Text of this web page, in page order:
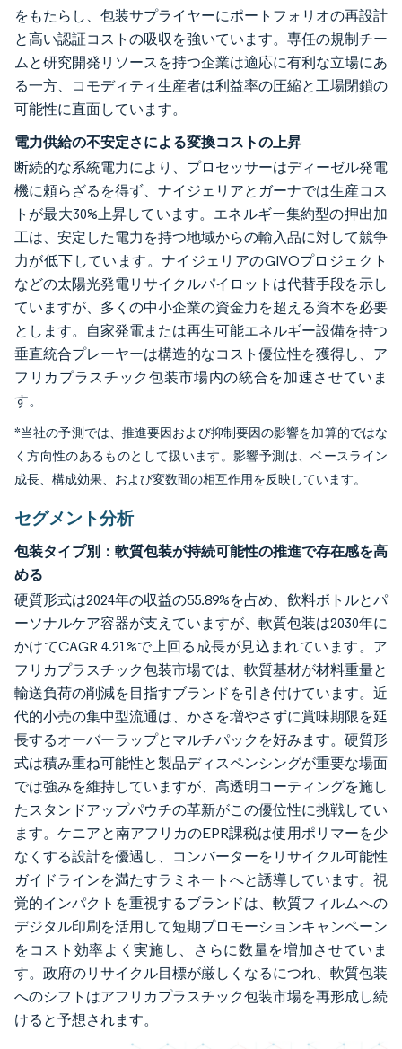
をもたらし、包装サプライヤーにポートフォリオの再設計
と高い認証コストの吸収を強いています。専任の規制チー
ムと研究開発リソースを持つ企業は適応に有利な立場にあ
る一方、コモディティ生産者は利益率の圧縮と工場閉鎖の
可能性に直面しています。
電力供給の不安定さによる変換コストの上昇
断続的な系統電力により、プロセッサーはディーゼル発電
機に頼らざるを得ず、ナイジェリアとガーナでは生産コス
トが最大30%上昇しています。エネルギー集約型の押出加
工は、安定した電力を持つ地域からの輸入品に対して競争
力が低下しています。ナイジェリアのGIVOプロジェクト
などの太陽光発電リサイクルパイロットは代替手段を示し
ていますが、多くの中小企業の資金力を超える資本を必要
とします。自家発電または再生可能エネルギー設備を持つ
垂直統合プレーヤーは構造的なコスト優位性を獲得し、ア
フリカプラスチック包装市場内の統合を加速させていま
す。
*当社の予測では、推進要因および抑制要因の影響を加算的ではな
く方向性のあるものとして扱います。影響予測は、ベースライン
成長、構成効果、および変数間の相互作用を反映しています。
セグメント分析
包装タイプ別：軟質包装が持続可能性の推進で存在感を高
める
硬質形式は2024年の収益の55.89%を占め、飲料ボトルとパ
ーソナルケア容器が支えていますが、軟質包装は2030年に
かけてCAGR 4.21%で上回る成長が見込まれています。ア
フリカプラスチック包装市場では、軟質基材が材料重量と
輸送負荷の削減を目指すブランドを引き付けています。近
代的小売の集中型流通は、かさを増やさずに賞味期限を延
長するオーバーラップとマルチパックを好みます。硬質形
式は積み重ね可能性と製品ディスペンシングが重要な場面
では強みを維持していますが、高透明コーティングを施し
たスタンドアップパウチの革新がこの優位性に挑戦してい
ます。ケニアと南アフリカのEPR課税は使用ポリマーを少
なくする設計を優遇し、コンバーターをリサイクル可能性
ガイドラインを満たすラミネートへと誘導しています。視
覚的インパクトを重視するブランドは、軟質フィルムへの
デジタル印刷を活用して短期プロモーションキャンペーン
をコスト効率よく実施し、さらに数量を増加させていま
す。政府のリサイクル目標が厳しくなるにつれ、軟質包装
へのシフトはアフリカプラスチック包装市場を再形成し続
けると予想されます。